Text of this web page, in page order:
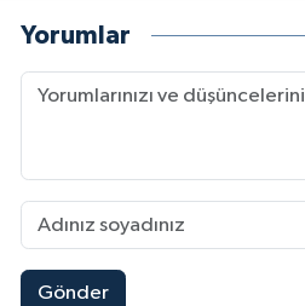
Yorumlar
Gönder